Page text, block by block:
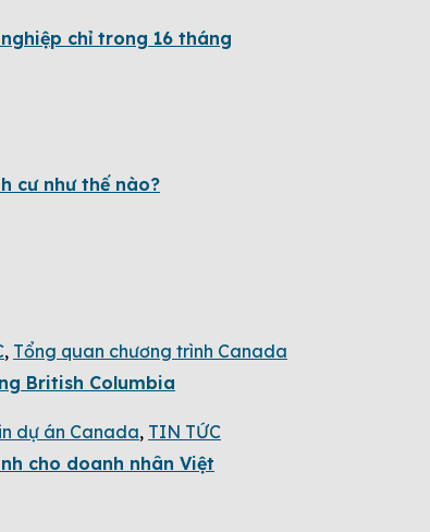
chỉ trong 16 tháng
cư như thế nào?
, Tổng quan chương trình Canada
British Columbia
dự án Canada, TIN TỨC
cho doanh nhân Việt